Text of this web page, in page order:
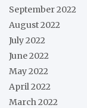
September 2022
August 2022
July 2022
June 2022
May 2022
April 2022
March 2022